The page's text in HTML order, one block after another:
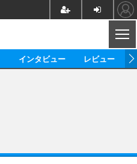
インタビュー レビュー